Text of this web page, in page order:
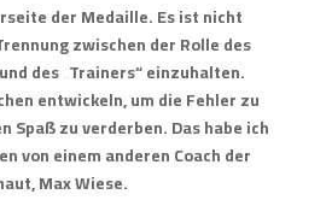
der Medaille. Es ist nicht
zwischen der Rolle des
des „Trainers“ einzuhalten.
entwickeln, um die Fehler zu
Spaß zu verderben. Das habe ich
von einem anderen Coach der
Max Wiese.